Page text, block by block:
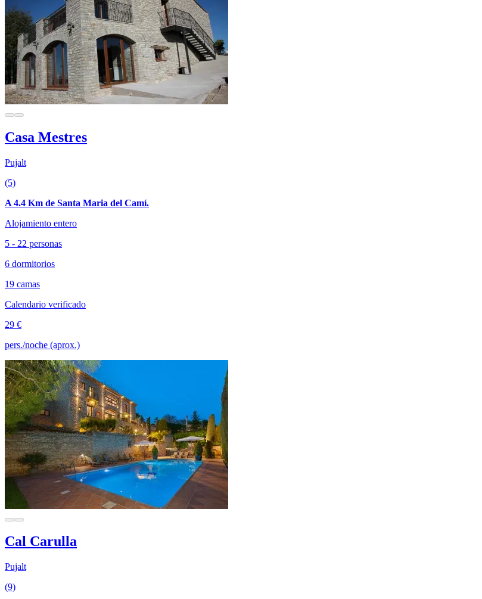
Casa Mestres
Pujalt
(5)
A 4.4 Km de Santa Maria del Camí.
Alojamiento entero
5 - 22 personas
6 dormitorios
19 camas
Calendario verificado
29 €
pers./noche (aprox.)
Cal Carulla
Pujalt
(9)